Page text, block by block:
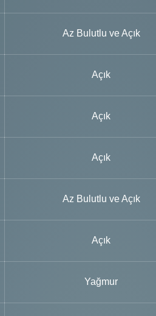
Az Bulutlu ve Açık
Açık
Açık
Açık
Az Bulutlu ve Açık
Açık
Yağmur